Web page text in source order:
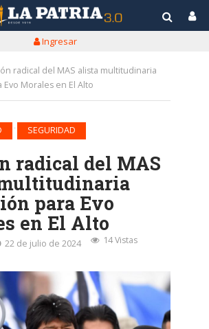
Ingresar
radical del MAS alista multitudinaria
Morales en El Alto
SEGURIDAD
radical del MAS
para Evo
en El Alto
22 de julio de 2024 14 Vistas